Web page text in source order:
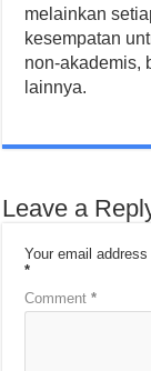
melainkan
kesempatan
non-akademis,
lainnya.
Leave a
Your email
*
Comment*